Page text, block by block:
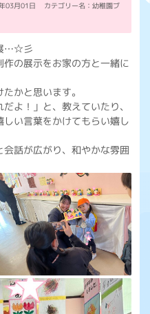
03月01日 カテゴリー名： 幼稚園ブ
…☆彡
の展示をお家の方と一緒に
かと思います。
よ！」と、教えていたり、
しい言葉をかけてもらい嬉し
話が広がり、和やかな雰囲